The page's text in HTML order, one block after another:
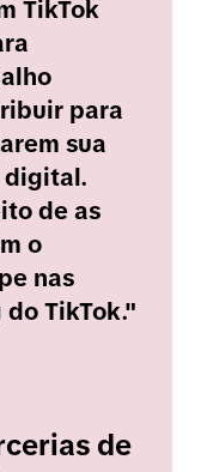
TikTok
para
sua
digital.
de as
o
nas
TikTok."
de